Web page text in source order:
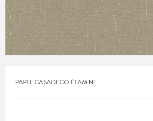
PAPEL CASADECO ÉTAMINE